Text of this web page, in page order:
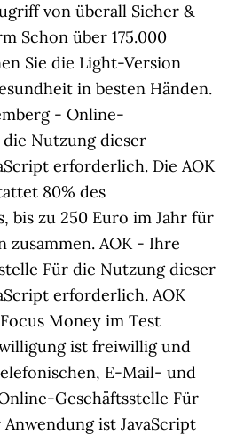
von überall Sicher &
Schon über 175.000
Sie die Light-Version
in besten Händen.
- Online-
Nutzung dieser
erforderlich. Die AOK
80% des
bis zu 250 Euro im Jahr für
zusammen. AOK - Ihre
Für die Nutzung dieser
erforderlich. AOK
Money im Test
ist freiwillig und
E-Mail- und
Geschäftsstelle Für
ist JavaScript